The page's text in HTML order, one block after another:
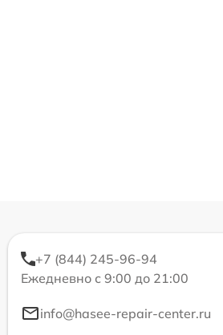
+7 (844) 245-96-94
Ежедневно с 9:00 до 21:00
info@hasee-repair-center.ru